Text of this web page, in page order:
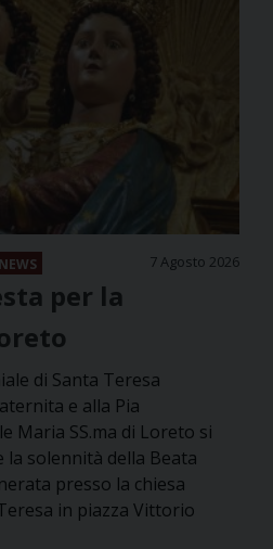
NEWS 7 Agosto 2026
per la
di Santa Teresa
e alla Pia
Maria SS.ma di Loreto si
solennità della Beata
presso la chiesa
in piazza Vittorio